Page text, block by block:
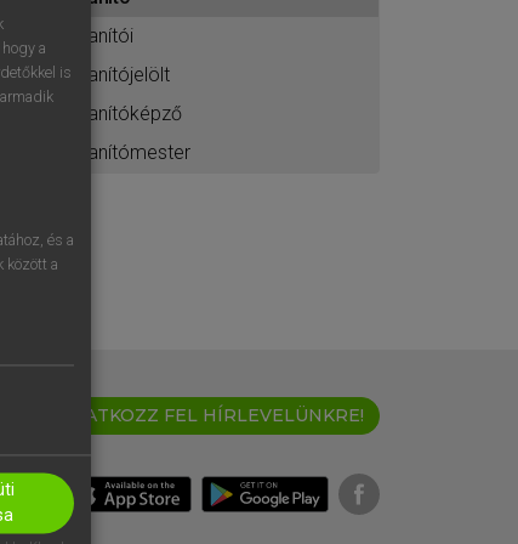
tanítói
tanítójelölt
tanítóképző
tanítómester
IRATKOZZ FEL HÍRLEVELÜNKRE!
a
is
és a
között a